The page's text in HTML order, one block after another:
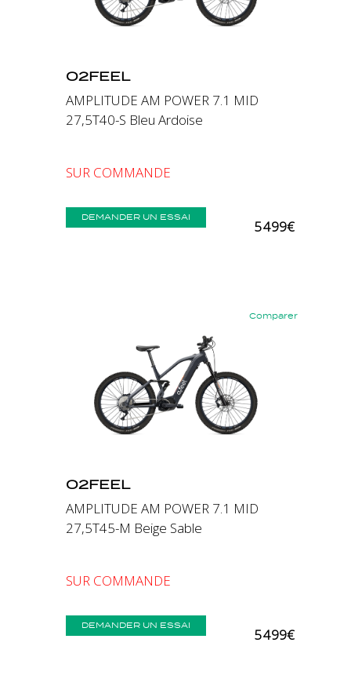
O2FEEL
AMPLITUDE AM POWER 7.1 MID
27,5T40-S Bleu Ardoise
SUR COMMANDE
DEMANDER UN ESSAI
5 499€
Comparer
Précédent
O2FEEL
AMPLITUDE AM POWER 7.1 MID
27,5T45-M Beige Sable
SUR COMMANDE
DEMANDER UN ESSAI
5 499€